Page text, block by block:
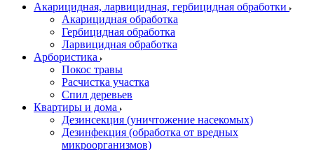
Акарицидная, ларвицидная, гербицидная обработки
Акарицидная обработка
Гербицидная обработка
Ларвицидная обработка
Арбористика
Покос травы
Расчистка участка
Спил деревьев
Квартиры и дома
Дезинсекция (уничтожение насекомых)
Дезинфекция (обработка от вредных
микроорганизмов)